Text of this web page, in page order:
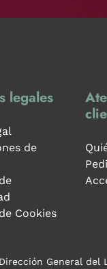
legales
de
Cookies
General